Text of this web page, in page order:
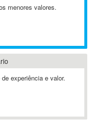
menores valores.
experiência e valor.